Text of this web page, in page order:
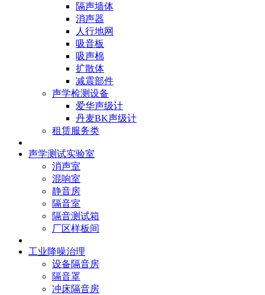
隔声墙体
消声器
人行地网
吸音板
吸声棉
扩散体
减震部件
声学检测设备
爱华声级计
丹麦BK声级计
租赁服务类
声学测试实验室
消声室
混响室
静音房
隔音室
隔音测试箱
厂区样板间
工业降噪治理
设备隔音房
隔音罩
冲床隔音房